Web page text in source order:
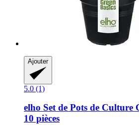
Ajouter
5.0 (1)
elho Set de Pots de Culture
10 pièces